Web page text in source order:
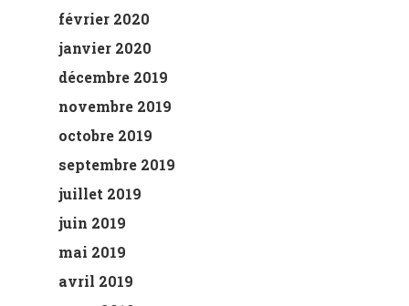
février 2020
janvier 2020
décembre 2019
novembre 2019
octobre 2019
septembre 2019
juillet 2019
juin 2019
mai 2019
avril 2019